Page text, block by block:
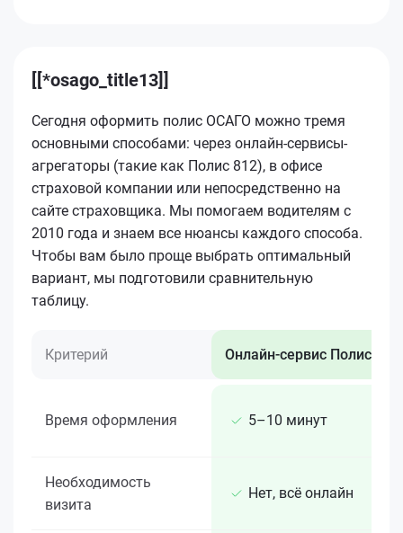
[[*osago_title13]]
Сегодня оформить полис ОСАГО можно тремя
основными способами: через онлайн-сервисы-
агрегаторы (такие как Полис 812), в офисе
страховой компании или непосредственно на
сайте страховщика. Мы помогаем водителям с
2010 года и знаем все нюансы каждого способа.
Чтобы вам было проще выбрать оптимальный
вариант, мы подготовили сравнительную
таблицу.
Критерий Онлайн-сервис Полис 812
Время оформления 5–10 минут
Необходимость
визита
Нет, всё онлайн